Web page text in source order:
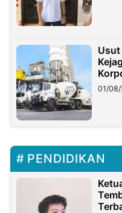
Usut
Ritto
01/
PENDIDIKAN